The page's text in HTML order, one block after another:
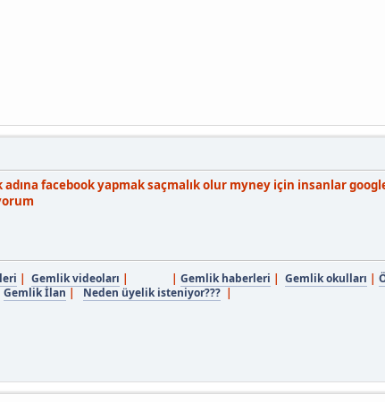
facebook yapmak saçmalık olur myney için insanlar
Gemlik videoları Gemlik haberleri Gemlik okulları
Gemlik İlan Neden üyelik isteniyor???